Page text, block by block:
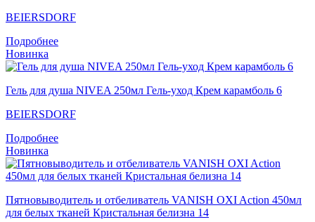
BEIERSDORF
Подробнее
Новинка
Гель для душа NIVEA 250мл Гель-уход Крем карамболь 6
BEIERSDORF
Подробнее
Новинка
Пятновыводитель и отбеливатель VANISH OXI Action 450мл
для белых тканей Кристальная белизна 14